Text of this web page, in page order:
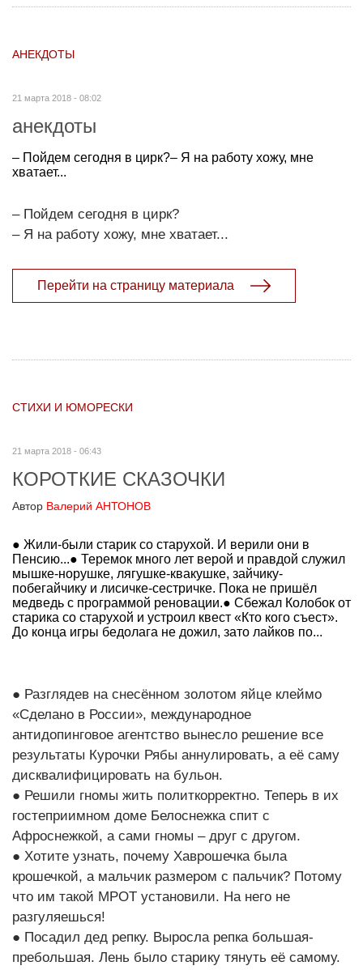
АНЕКДОТЫ
21 марта 2018 - 08:02
анекдоты
– Пойдем сегодня в цирк?– Я на работу хожу, мне
хватает...
– Пойдем сегодня в цирк?
– Я на работу хожу, мне хватает...
Перейти на страницу материала
СТИХИ И ЮМОРЕСКИ
21 марта 2018 - 06:43
КОРОТКИЕ СКАЗОЧКИ
Автор Валерий АНТОНОВ
● Жили-были старик со старухой. И верили они в
Пенсию...● Теремок много лет верой и правдой служил
мышке-норушке, лягушке-квакушке, зайчику-
побегайчику и лисичке-сестричке. Пока не пришёл
медведь с программой реновации.● Сбежал Колобок от
старика со старухой и устроил квест «Кто кого съест».
До конца игры бедолага не дожил, зато лайков по...
● Разглядев на снесённом золотом яйце клеймо
«Сделано в России», международное
антидопинговое агентство вынесло решение все
результаты Курочки Рябы аннулировать, а её саму
дисквалифицировать на бульон.
● Решили гномы жить политкорректно. Теперь в их
гостеприимном доме Белоснежка спит с
Афроснежкой, а сами гномы – друг с другом.
● Хотите узнать, почему Хаврошечка была
крошечкой, а мальчик размером с пальчик? Потому
что им такой МРОТ установили. На него не
разгуляешься!
● Посадил дед репку. Выросла репка большая-
пребольшая. Лень было старику тянуть её самому.